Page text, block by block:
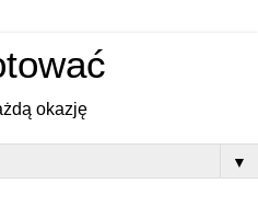
okazję
▼